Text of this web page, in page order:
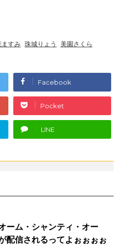
ますみ, 珠城りょう , 美園さくら
Facebook
Pocket
LINE
ーム・シャンティ・オー
配信されるってよぉぉぉぉ